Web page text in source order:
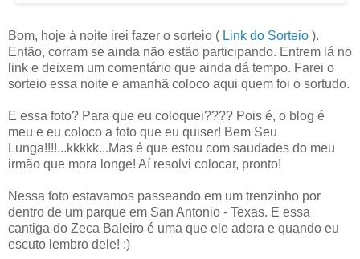
Bom, hoje à noite irei fazer o sorteio ( Link do Sorteio ).
Então, corram se ainda não estão participando. Entrem lá no
link e deixem um comentário que ainda dá tempo. Farei o
sorteio essa noite e amanhã coloco aqui quem foi o sortudo.
E essa foto? Para que eu coloquei???? Pois é, o blog é
meu e eu coloco a foto que eu quiser! Bem Seu
Lunga!!!!...kkkkk...Mas é que estou com saudades do meu
irmão que mora longe! Aí resolvi colocar, pronto!
Nessa foto estavamos passeando em um trenzinho por
dentro de um parque em San Antonio - Texas. E essa
cantiga do Zeca Baleiro é uma que ele adora e quando eu
escuto lembro dele! :)